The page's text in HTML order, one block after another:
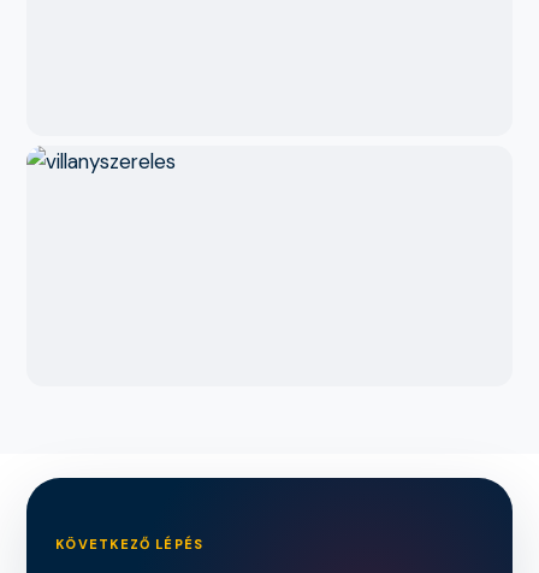
KÖVETKEZŐ LÉPÉS